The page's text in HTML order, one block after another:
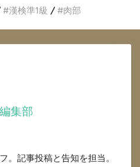
漢検準1級 肉部
集部
。記事投稿と告知を担当。